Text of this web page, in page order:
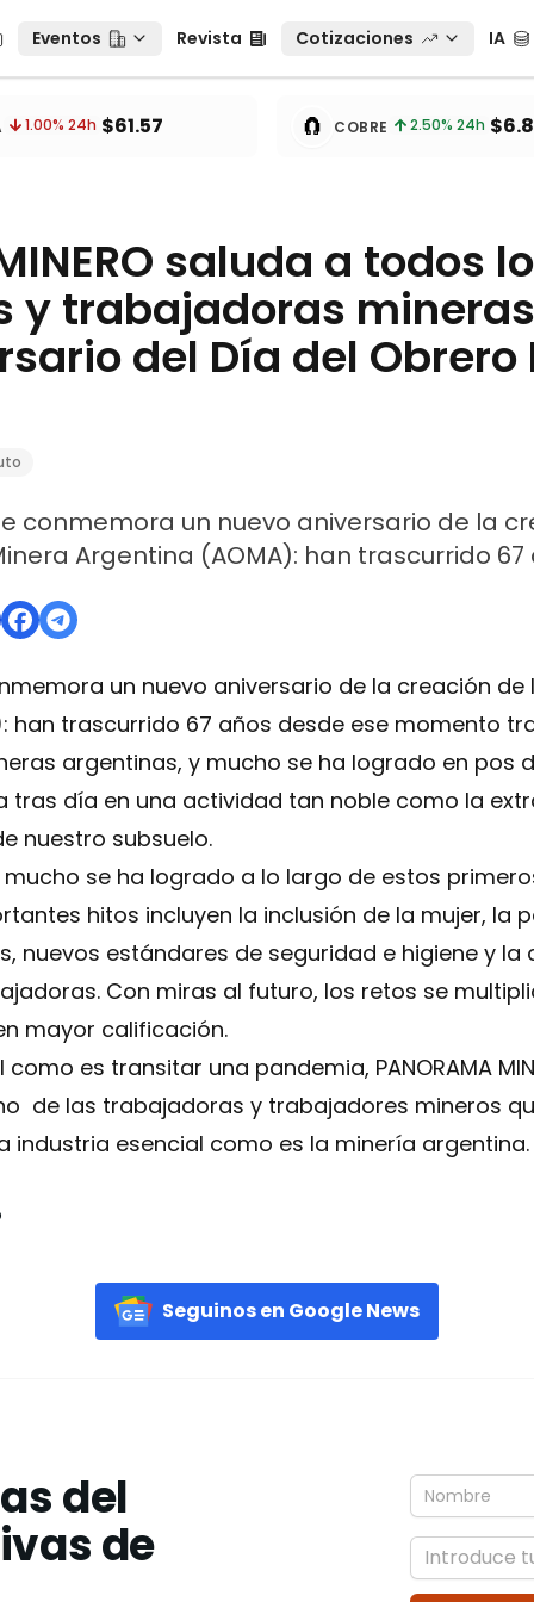
Eventos
Eventos Revista
Revista Cotizaciones
Cotizaciones IAIA
1.00% 24h $61.57 🧲 COBRE 2.50% 24h
saluda a todos
y trabajadoras
del Día del Obrero
conmemora un nuevo aniversario de la
Argentina (AOMA): han trascurrido
un nuevo aniversario de la creación
han trascurrido 67 años desde ese momento
argentinas, y mucho se ha logrado en pos
tras día en una actividad tan noble como la
nuestro subsuelo.
se ha logrado a lo largo de estos
hitos incluyen la inclusión de la mujer, la
nuevos estándares de seguridad e higiene y
Con miras al futuro, los retos se
mayor calificación.
es transitar una pandemia, PANORAMA
de las trabajadoras y trabajadores mineros
industria esencial como es la minería argentina.
Seguinos en Google News
del
de